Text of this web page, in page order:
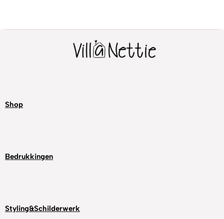
Shop
Bedrukkingen
Styling&Schilderwerk